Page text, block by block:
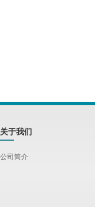
关于我们
公司简介